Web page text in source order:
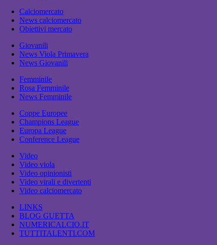
Calciomercato
News calciomercato
Obiettivi mercato
Giovanili
News Viola Primavera
News Giovanili
Femminile
Rosa Femminile
News Femminile
Coppe Europee
Champions League
Europa League
Conference League
Video
Video viola
Video opinionisti
Video virali e divertenti
Video calciomercato
LINKS
BLOG GUETTA
NUMERICALCIO.IT
TUTTITALENTI.COM